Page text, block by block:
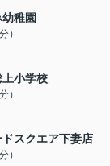
稚園
）
小学校
）
スクエア下妻店
）